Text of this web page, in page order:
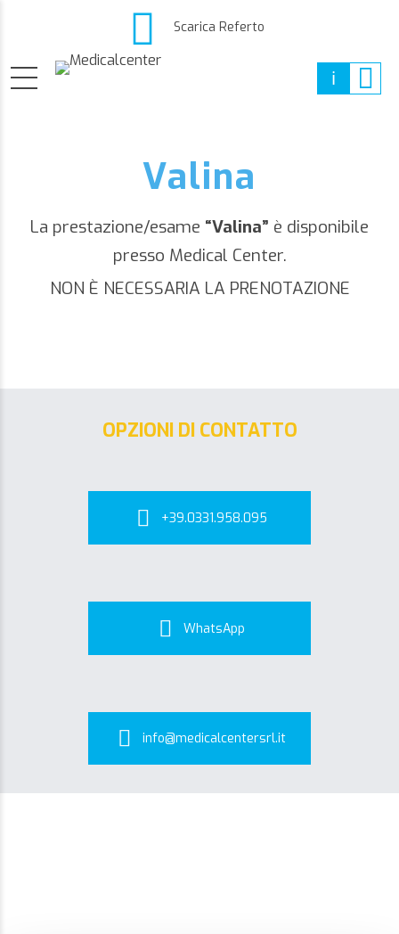
Scarica Referto
Valina
La prestazione/esame “Valina” è disponibile
presso Medical Center.
NON È NECESSARIA LA PRENOTAZIONE
OPZIONI DI CONTATTO
+39.0331.958.095
WhatsApp
info@medicalcentersrl.it